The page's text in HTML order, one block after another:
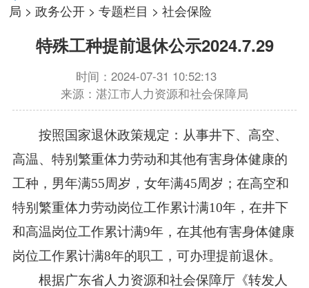
局 >政务公开 >专题栏目 >社会保险
特殊工种提前退休公示2024.7.29
时间：2024-07-31 10:52:13
来源：湛江市人力资源和社会保障局
按照国家退休政策规定：从事井下、高空、
高温、特别繁重体力劳动和其他有害身体健康的
工种，男年满55周岁，女年满45周岁；在高空和
特别繁重体力劳动岗位工作累计满10年，在井下
和高温岗位工作累计满9年，在其他有害身体健康
岗位工作累计满8年的职工，可办理提前退休。
根据广东省人力资源和社会保障厅《转发人